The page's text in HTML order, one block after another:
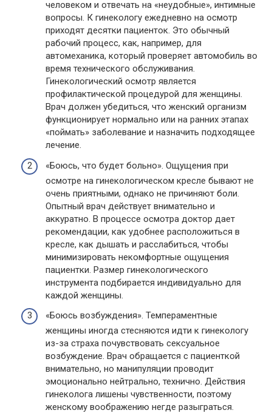
человеком и отвечать на «неудобные», интимные
вопросы. К гинекологу ежедневно на осмотр
приходят десятки пациенток. Это обычный
рабочий процесс, как, например, для
автомеханика, который проверяет автомобиль во
время технического обслуживания.
Гинекологический осмотр является
профилактической процедурой для женщины.
Врач должен убедиться, что женский организм
функционирует нормально или на ранних этапах
«поймать» заболевание и назначить подходящее
лечение.
«Боюсь, что будет больно». Ощущения при
осмотре на гинекологическом кресле бывают не
очень приятными, однако не причиняют боли.
Опытный врач действует внимательно и
аккуратно. В процессе осмотра доктор дает
рекомендации, как удобнее расположиться в
кресле, как дышать и расслабиться, чтобы
минимизировать некомфортные ощущения
пациентки. Размер гинекологического
инструмента подбирается индивидуально для
каждой женщины.
«Боюсь возбуждения». Темпераментные
женщины иногда стесняются идти к гинекологу
из-за страха почувствовать сексуальное
возбуждение. Врач обращается с пациенткой
внимательно, но манипуляции проводит
эмоционально нейтрально, технично. Действия
гинеколога лишены чувственности, поэтому
женскому воображению негде разыграться.